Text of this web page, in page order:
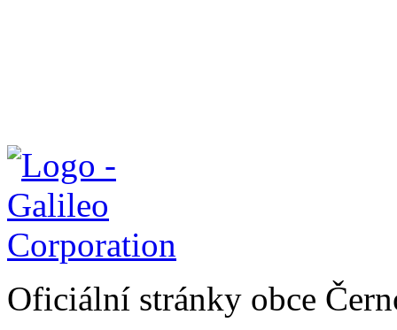
Oficiální stránky obce